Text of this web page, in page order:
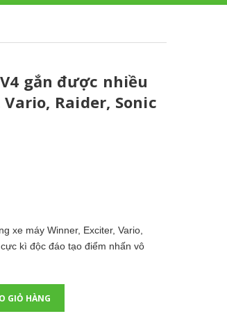
gắn được nhiều
Raider, Sonic
xe máy Winner, Exciter, Vario,
kì độc đáo tạo điểm nhấn vô
GIỎ HÀNG